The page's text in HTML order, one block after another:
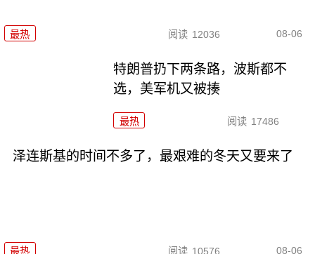
最热 阅读 12036 08-06
特朗普扔下两条路，波斯都不
选，美军机又被揍
最热 阅读 17486
泽连斯基的时间不多了，最艰难的冬天又要来了
最热 阅读 10576 08-06